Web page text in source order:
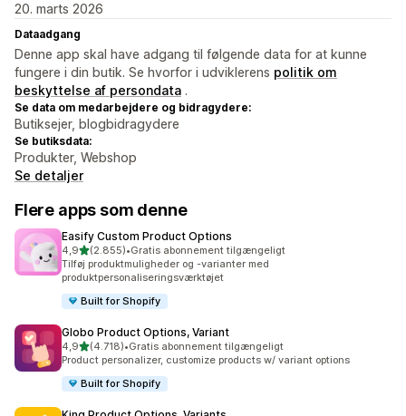
20. marts 2026
Dataadgang
Denne app skal have adgang til følgende data for at kunne
fungere i din butik. Se hvorfor i udviklerens politik om
beskyttelse af persondata .
Se data om medarbejdere og bidragydere:
Butiksejer, blogbidragydere
Se butiksdata:
Produkter, Webshop
Se detaljer
Flere apps som denne
Easify Custom Product Options
4,9ud af 5 stjerner
(2.855)
2855 anmeldelser i alt
•Gratis abonnement tilgængeligt
Tilføj produktmuligheder og -varianter med
produktpersonaliseringsværktøjet
Built for Shopify
Globo Product Options, Variant
4,9ud af 5 stjerner
(4.718)
4718 anmeldelser i alt
•Gratis abonnement tilgængeligt
Product personalizer, customize products w/ variant options
Built for Shopify